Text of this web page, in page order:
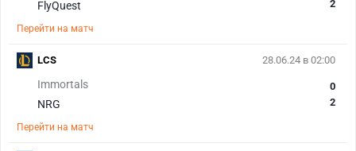
FlyQuest 2
Перейти на матч
28.06.24 в 02:00
Immortals
NRG
0
2
Перейти на матч
LCS